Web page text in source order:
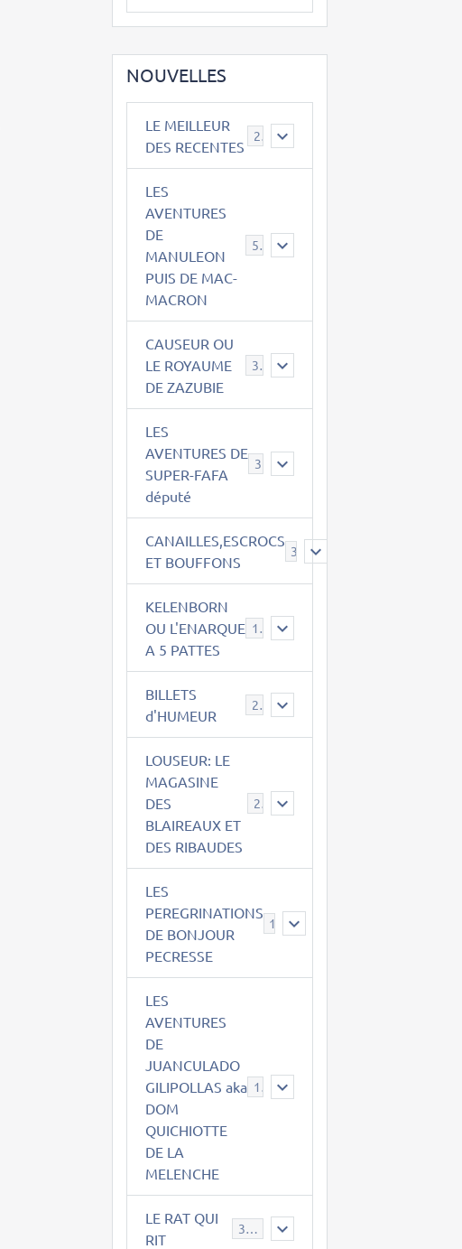
NOUVELLES
LE MEILLEUR
DES RECENTES
2
LES
AVENTURES
DE
MANULEON
PUIS DE MAC-
MACRON
543
CAUSEUR OU
LE ROYAUME
DE ZAZUBIE
38
LES
AVENTURES DE
SUPER-FAFA
député
CANAILLES,ESCROCS
ET BOUFFONS
385
KELENBORN
OU L'ENARQUE
A 5 PATTES
14
BILLETS
d'HUMEUR
2
LOUSEUR: LE
MAGASINE
DES
BLAIREAUX ET
DES RIBAUDES
21
LES
PEREGRINATIONS
DE BONJOUR
PECRESSE
14
LES
AVENTURES
DE
JUANCULADO
GILIPOLLAS aka
DOM
QUICHIOTTE
DE LA
MELENCHE
119
LE RAT QUI
RIT
395